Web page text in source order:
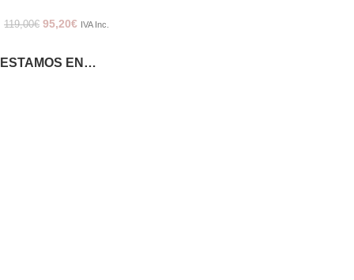
119,00€ 95,20€ IVA Inc.
ESTAMOS EN…